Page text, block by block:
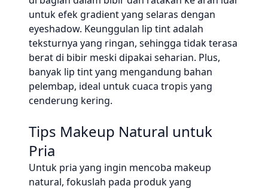
untuk efek gradient yang selaras dengan
eyeshadow. Keunggulan lip tint adalah
teksturnya yang ringan, sehingga tidak terasa
berat di bibir meski dipakai seharian. Plus,
banyak lip tint yang mengandung bahan
pelembap, ideal untuk cuaca tropis yang
cenderung kering.
Tips Makeup Natural untuk
Pria
Untuk pria yang ingin mencoba makeup
natural, fokuslah pada produk yang